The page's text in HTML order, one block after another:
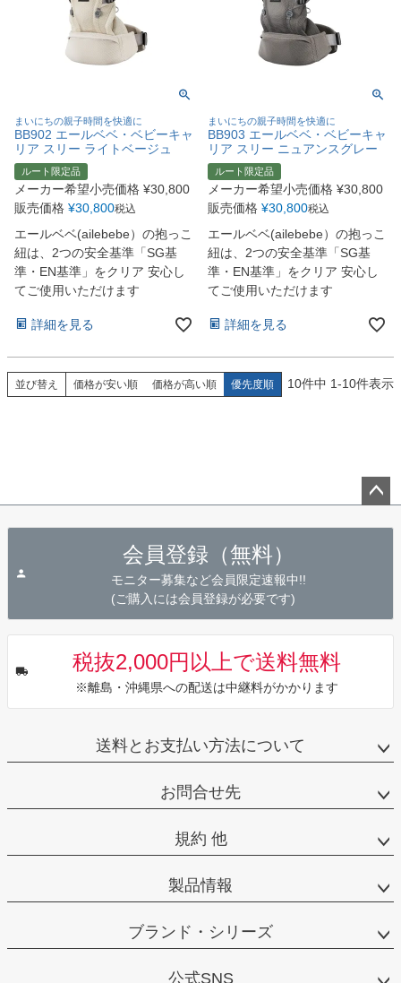
まいにちの親子時間を快適に
BB902 エールベベ・ベビーキャ
リア スリー ライトベージュ
ルート限定品
メーカー希望小売価格 ¥30,800
販売価格 ¥30,800税込
エールベベ(ailebebe）の抱っこ
紐は、2つの安全基準「SG基
準・EN基準」をクリア 安心し
てご使用いただけます
詳細を見る
まいにちの親子時間を快適に
BB903 エールベベ・ベビーキャ
リア スリー ニュアンスグレー
ルート限定品
メーカー希望小売価格 ¥30,800
販売価格 ¥30,800税込
エールベベ(ailebebe）の抱っこ
紐は、2つの安全基準「SG基
準・EN基準」をクリア 安心し
てご使用いただけます
詳細を見る
並び替え 価格が安い順 価格が高い順 優先度順 10件中 1-10件表示
会員登録（無料）
モニター募集など会員限定速報中!!
(ご購入には会員登録が必要です)
税抜2,000円以上で送料無料
※離島・沖縄県への配送は中継料がかかります
送料とお支払い方法について
お問合せ先
規約 他
製品情報
ブランド・シリーズ
公式SNS